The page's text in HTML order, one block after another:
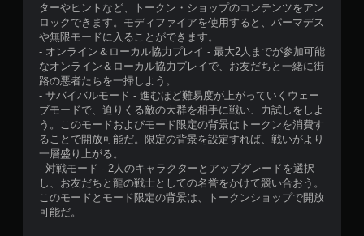
ターやヒントなど、トークン・ショップのコンテンツをアン
ロックできます。モディファイアを使用すると、パーマデス
や無限モードに入ることができます。
- オンライン＆ローカル協力プレイ - 最大2人までが参加可能
なオンライン＆ローカル協力プレイで、お友だちと一緒に街
路の悪者たちを一掃しよう。
- サバイバルモード - 進むほど難易度が上がっていくウェー
ブモードで、迫りくる敵の大群を相手に戦い、力試しをしよ
う。このモードおよびモード限定の背景はトークンを消費す
ることで開放可能だ。限定の背景を設定すれば、戦いがより
一層盛り上がる。
- 対戦モード - 2人のキャラクターとアップグレードを選択
し、お友だちと龍の戦士としての名誉をかけて競い合おう。
このモードとモード限定の背景は、トークンショップで開放
可能だ。